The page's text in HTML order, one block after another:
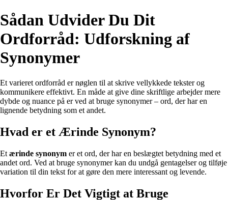
Sådan Udvider Du Dit
Ordforråd: Udforskning af
Synonymer
Et varieret ordforråd er nøglen til at skrive vellykkede tekster og
kommunikere effektivt. En måde at give dine skriftlige arbejder mere
dybde og nuance på er ved at bruge synonymer – ord, der har en
lignende betydning som et andet.
Hvad er et Ærinde Synonym?
Et ærinde synonym er et ord, der har en beslægtet betydning med et
andet ord. Ved at bruge synonymer kan du undgå gentagelser og tilføje
variation til din tekst for at gøre den mere interessant og levende.
Hvorfor Er Det Vigtigt at Bruge